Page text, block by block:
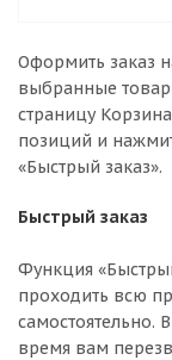
Оформить заказ
выбранные
страницу
позиций и
«Быстрый заказ».
Быстрый заказ
Функция
проходить всю
самостоятельно.
время вам